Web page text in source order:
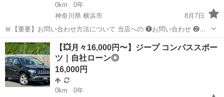
0km
0年
神奈川県 横浜市
8月7日
🚨【重要】お問い合わせ方法について 当店への ❶お問い合わせ ❷ロ
ーン審査 ❸車両のご案内 はすべて 【下記のLINEからのみ受付】とな
ります🙇 ▼こちらからLINE追加 ht...
神奈川 横浜市 アルファード 車両
【💥月々16,000円〜】ジープ コンパススポー
ツ｜自社ローン◎
16,000円
0km
0年